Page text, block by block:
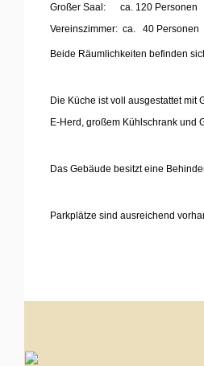
Großer Saal: ca. 120 Personen
Vereinszimmer: ca. 40 Personen
Beide Räumlichkeiten befinden
Die Küche ist voll ausgestattet mit
E-Herd, großem Kühlschrank und
Das Gebäude besitzt eine
Parkplätze sind ausreichend